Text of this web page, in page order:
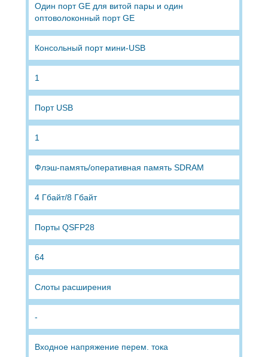
Один порт GE для витой пары и один
оптоволоконный порт GE
Консольный порт мини-USB
1
Порт USB
1
Флэш-память/оперативная память SDRAM
4 Гбайт/8 Гбайт
Порты QSFP28
64
Слоты расширения
-
Входное напряжение перем. тока